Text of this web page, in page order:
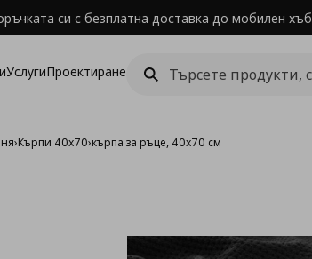
си с безплатна доставка до мобилен хъб
УслугиПроектиране
›Кърпи 40х70›кърпа за ръце, 40x70 см